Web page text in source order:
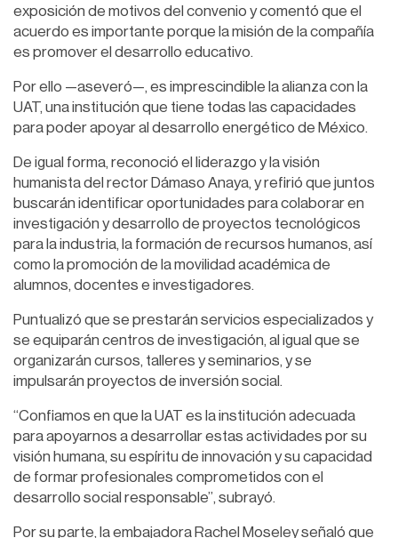
exposición de motivos del convenio y comentó que el
acuerdo es importante porque la misión de la compañía
es promover el desarrollo educativo.
Por ello —aseveró—, es imprescindible la alianza con la
UAT, una institución que tiene todas las capacidades
para poder apoyar al desarrollo energético de México.
De igual forma, reconoció el liderazgo y la visión
humanista del rector Dámaso Anaya, y refirió que juntos
buscarán identificar oportunidades para colaborar en
investigación y desarrollo de proyectos tecnológicos
para la industria, la formación de recursos humanos, así
como la promoción de la movilidad académica de
alumnos, docentes e investigadores.
Puntualizó que se prestarán servicios especializados y
se equiparán centros de investigación, al igual que se
organizarán cursos, talleres y seminarios, y se
impulsarán proyectos de inversión social.
“Confiamos en que la UAT es la institución adecuada
para apoyarnos a desarrollar estas actividades por su
visión humana, su espíritu de innovación y su capacidad
de formar profesionales comprometidos con el
desarrollo social responsable”, subrayó.
Por su parte, la embajadora Rachel Moseley señaló que